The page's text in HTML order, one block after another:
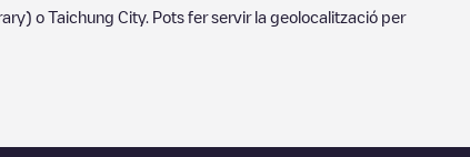
o Taichung City. Pots fer servir la geolocalització per